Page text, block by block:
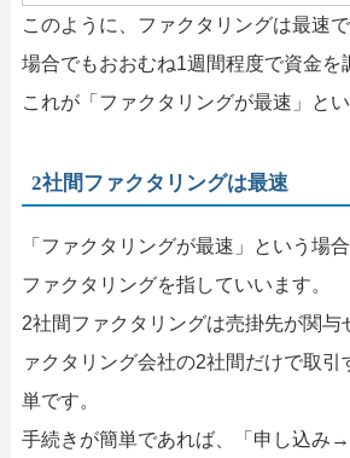
このように、ファクタリングは最速
場合でもおおむね1週間程度で資金を
これが「ファクタリングが最速」と
2社間ファクタリングは最速
「ファクタリングが最速」という場
ファクタリングを指していいます。
2社間ファクタリングは売掛先が関与
ァクタリング会社の2社間だけで取引
単です。
手続きが簡単であれば、「申し込